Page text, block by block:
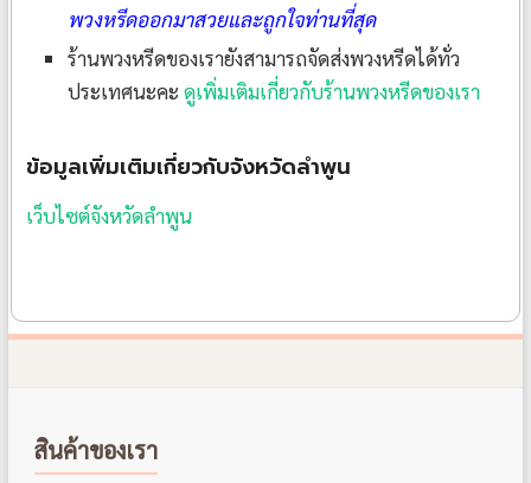
พวงหรีดออกมาสวยและถูกใจท่านที่สุด
ร้านพวงหรีดของเรายังสามารถจัดส่งพวงหรีดได้ทั่ว
ประเทศนะคะดูเพิ่มเติมเกี่ยวกับร้านพวงหรีดของเรา
ข้อมูลเพิ่มเติมเกี่ยวกับจังหวัดลำพูน
เว็บไซต์จังหวัดลำพูน
สินค้าของเรา